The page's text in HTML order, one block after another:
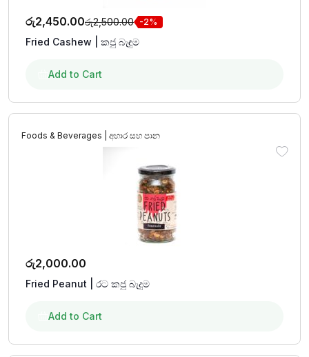
රු2,500.00
රු2,450.00 -2%
Fried Cashew | කජු බැඳුම
Add to Cart
Foods & Beverages | අහාර සහ පාන
රු2,000.00
Fried Peanut | රට කජු බැදුම
Add to Cart